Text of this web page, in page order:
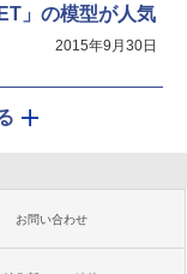
」の模型が人気
2015年9月30日
お問い合わせ